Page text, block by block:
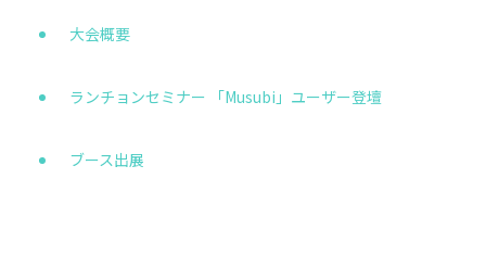
大会概要
ランチョンセミナー 「Musubi」ユーザー登壇
ブース出展